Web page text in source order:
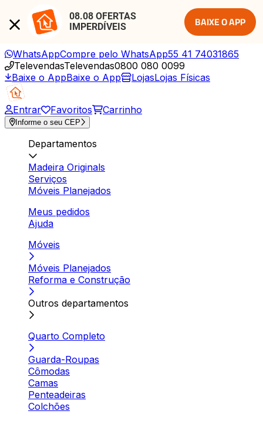
08.08 OFERTAS
IMPERDÍVEIS
BAIXE O APP
WhatsAppCompre pelo WhatsApp55 41 74031865
TelevendasTelevendas0800 080 0099
Baixe o AppBaixe o App LojasLojas Físicas
Entrar Favoritos Carrinho
Informe o seu CEP
Departamentos
Madeira Originals
Serviços
Móveis Planejados
Meus pedidos
Ajuda
Móveis
Móveis Planejados
Reforma e Construção
Outros departamentos
Quarto Completo
Guarda-Roupas
Cômodas
Camas
Penteadeiras
Colchões